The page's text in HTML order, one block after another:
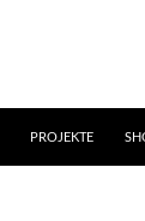
PROJEKTE